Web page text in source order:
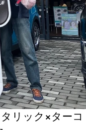
リック×ターコ